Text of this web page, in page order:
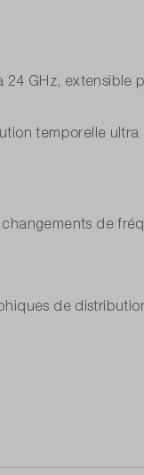
GHz, extensible
temporelle ultra
de
de